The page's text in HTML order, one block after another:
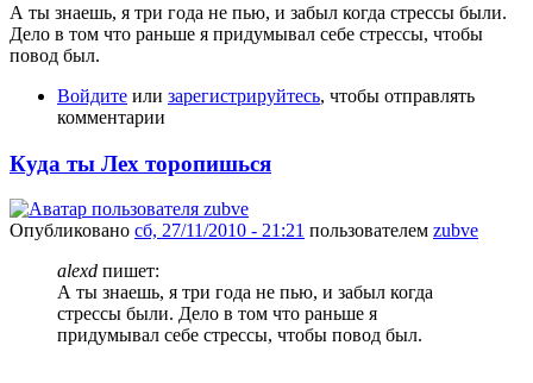
А ты знаешь, я три года не пью, и забыл когда стрессы были.
Дело в том что раньше я придумывал себе стрессы, чтобы
повод был.
Войдите или зарегистрируйтесь, чтобы отправлять
комментарии
Куда ты Лех торопишься
Опубликовано сб, 27/11/2010 - 21:21 пользователем zubve
alexd пишет:
А ты знаешь, я три года не пью, и забыл когда
стрессы были. Дело в том что раньше я
придумывал себе стрессы, чтобы повод был.